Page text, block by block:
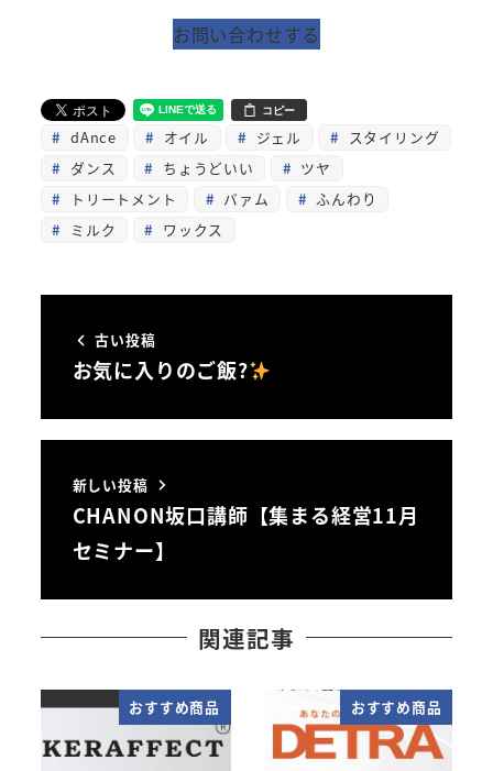
お問い合わせする
コピー
dAnce オイル ジェル
スタイリング
ダンス
ちょうどいい
ツヤ
トリートメント
バァム
ふんわり
ミルク
ワックス
古い投稿
お気に入りのご飯?
新しい投稿
CHANON坂口講師【集まる経営11月
セミナー】
関連記事
おすすめ商品 おすすめ商品